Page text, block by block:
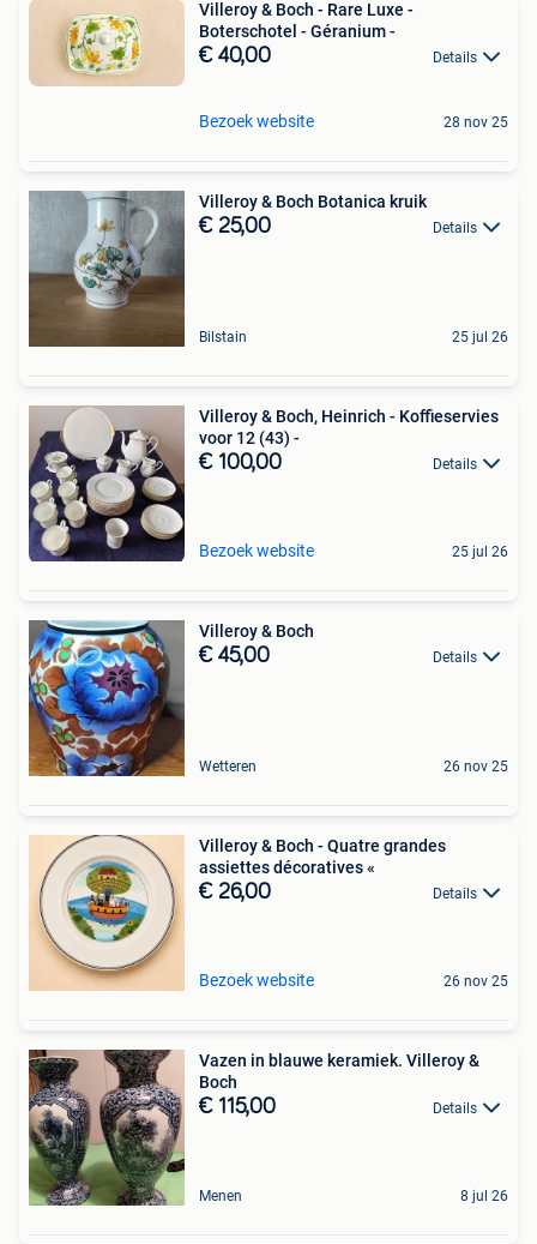
Villeroy & Boch - Rare Luxe -
Boterschotel - Géranium -
€ 40,00 Details
Bezoek website 28 nov 25
Villeroy & Boch Botanica kruik
€ 25,00 Details
Bilstain 25 jul 26
Villeroy & Boch, Heinrich - Koffieservies
voor 12 (43) -
€ 100,00 Details
Bezoek website 25 jul 26
Villeroy & Boch
€ 45,00 Details
Wetteren 26 nov 25
Villeroy & Boch - Quatre grandes
assiettes décoratives «
€ 26,00 Details
Bezoek website 26 nov 25
Vazen in blauwe keramiek. Villeroy &
Boch
€ 115,00 Details
Menen 8 jul 26